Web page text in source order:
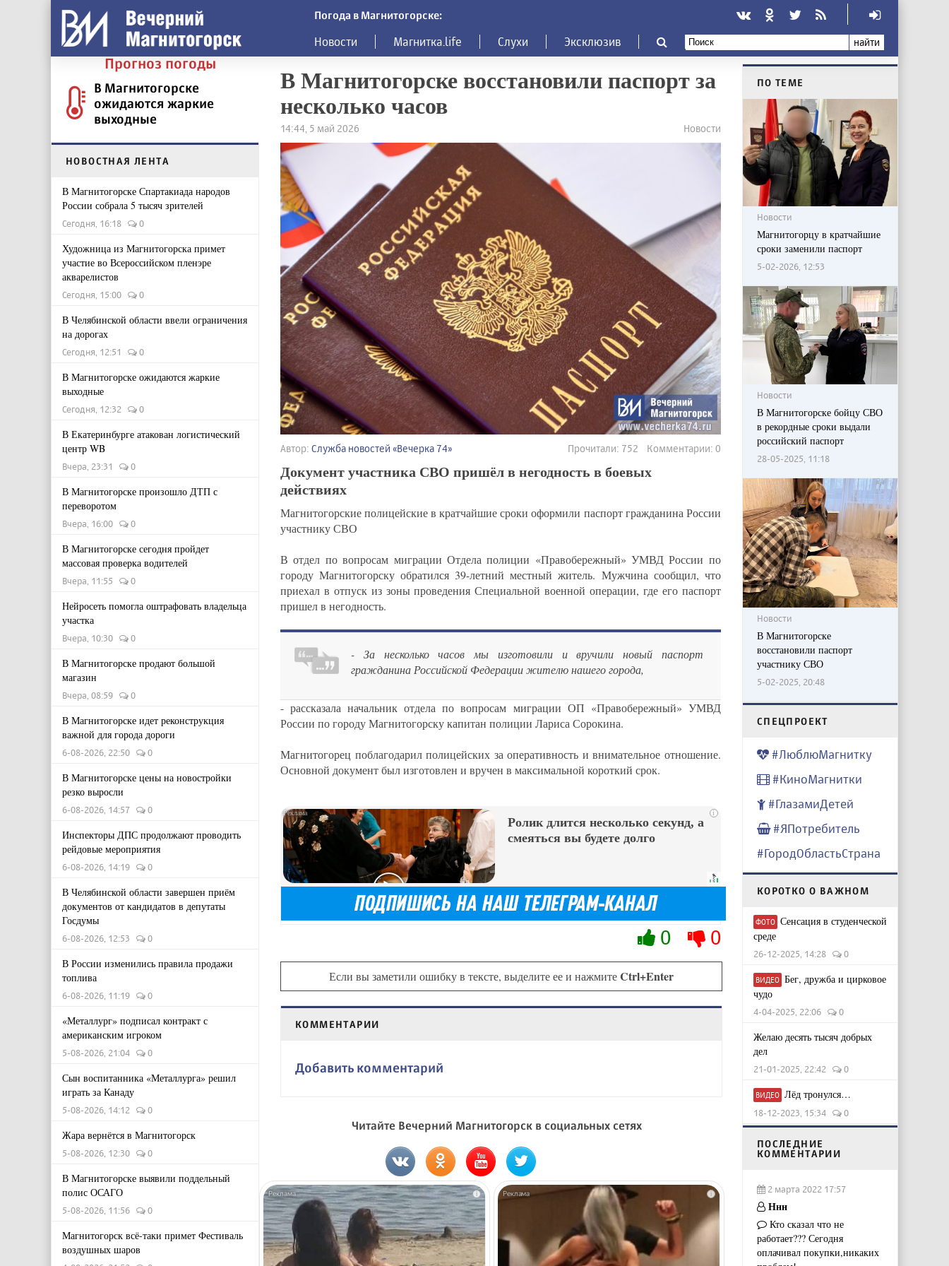
Погода в Магнитогорске:
Новости Магнитка.life Слухи Эксклюзив найти
Прогноз погоды
В Магнитогорске
ожидаются жаркие
выходные
НОВОСТНАЯ ЛЕНТА
В Магнитогорске Спартакиада народов
России собрала 5 тысяч зрителей
Сегодня, 16:18 0
Художница из Магнитогорска примет
участие во Всероссийском пленэре
акварелистов
Сегодня, 15:00 0
В Челябинской области ввели ограничения
на дорогах
Сегодня, 12:51 0
В Магнитогорске ожидаются жаркие
выходные
Сегодня, 12:32 0
В Екатеринбурге атакован логистический
центр WB
Вчера, 23:31 0
В Магнитогорске произошло ДТП с
переворотом
Вчера, 16:00 0
В Магнитогорске сегодня пройдет
массовая проверка водителей
Вчера, 11:55 0
Нейросеть помогла оштрафовать владельца
участка
Вчера, 10:30 0
В Магнитогорске продают большой
магазин
Вчера, 08:59 0
В Магнитогорске идет реконструкция
важной для города дороги
6-08-2026, 22:50 0
В Магнитогорске цены на новостройки
резко выросли
6-08-2026, 14:57 0
Инспекторы ДПС продолжают проводить
рейдовые мероприятия
6-08-2026, 14:19 0
В Челябинской области завершен приём
документов от кандидатов в депутаты
Госдумы
6-08-2026, 12:53 0
В России изменились правила продажи
топлива
6-08-2026, 11:19 0
«Металлург» подписал контракт с
американским игроком
5-08-2026, 21:04 0
Сын воспитанника «Металлурга» решил
играть за Канаду
5-08-2026, 14:12 0
Жара вернётся в Магнитогорск
5-08-2026, 12:30 0
В Магнитогорске выявили поддельный
полис ОСАГО
5-08-2026, 11:56 0
Магнитогорск всё-таки примет Фестиваль
воздушных шаров
В Магнитогорске восстановили паспорт за
несколько часов
14:44, 5 май 2026 Новости
Автор: Служба новостей «Вечерка 74» Прочитали: 752 Комментарии: 0
Документ участника СВО пришёл в негодность в боевых
действиях
Магнитогорские полицейские в кратчайшие сроки оформили паспорт гражданина России
участнику СВО
В отдел по вопросам миграции Отдела полиции «Правобережный» УМВД России по
городу Магнитогорску обратился 39-летний местный житель. Мужчина сообщил, что
приехал в отпуск из зоны проведения Специальной военной операции, где его паспорт
пришел в негодность.
- За несколько часов мы изготовили и вручили новый паспорт
гражданина Российской Федерации жителю нашего города,
- рассказала начальник отдела по вопросам миграции ОП «Правобережный» УМВД
России по городу Магнитогорску капитан полиции Лариса Сорокина.
Магнитогорец поблагодарил полицейских за оперативность и внимательное отношение.
Основной документ был изготовлен и вручен в максимальной короткий срок.
i
Ролик длится несколько секунд, а
смеяться вы будете долго
0 0
Если вы заметили ошибку в тексте, выделите ее и нажмитеCtrl+Enter
КОММЕНТАРИИ
Добавить комментарий
Читайте Вечерний Магнитогорск в социальных сетях
i i
ПО ТЕМЕ
Новости
Магнитогорцу в кратчайшие
сроки заменили паспорт
5-02-2026, 12:53
Новости
В Магнитогорске бойцу СВО
в рекордные сроки выдали
российский паспорт
28-05-2025, 11:18
Новости
В Магнитогорске
восстановили паспорт
участнику СВО
5-02-2025, 20:48
CПЕЦПРОЕКТ
#ЛюблюМагнитку
#КиноМагнитки
#ГлазамиДетей
#ЯПотребитель
#ГородОбластьСтрана
КОРОТКО О ВАЖНОМ
ФОТО Сенсация в студенческой
среде
26-12-2025, 14:28 0
ВИДЕО Бег, дружба и цирковое
чудо
4-04-2025, 22:06 0
Желаю десять тысяч добрых
дел
21-01-2025, 22:42 0
ВИДЕО Лёд тронулся…
18-12-2023, 15:34 0
ПОСЛЕДНИЕ
КОММЕНТАРИИ
2 марта 2022 17:57
Ннн
Кто сказал что не
работает??? Сегодня
оплачивал покупки,никаких